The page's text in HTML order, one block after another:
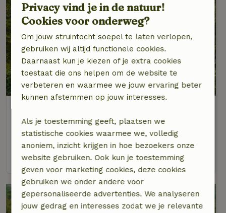
Op 3 km afstand van Terwolde
8 personen 4 slaapkamers
bekijk
Privacy vind je in de natuur!
Cookies voor onderweg?
Om jouw struintocht soepel te laten verlopen,
gebruiken wij altijd functionele cookies.
Daarnaast kun je kiezen of je extra cookies
toestaat die ons helpen om de website te
verbeteren en waarmee we jouw ervaring beter
kunnen afstemmen op jouw interesses.
Als je toestemming geeft, plaatsen we
statistische cookies waarmee we, volledig
anoniem, inzicht krijgen in hoe bezoekers onze
website gebruiken. Ook kun je toestemming
geven voor marketing cookies, deze cookies
gebruiken we onder andere voor
gepersonaliseerde advertenties. We analyseren
jouw gedrag en interesses zodat we je relevante